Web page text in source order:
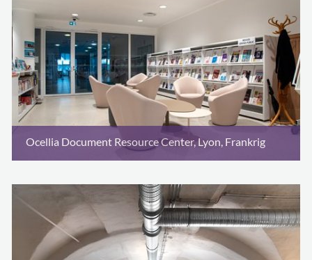
Ocellia Document Resource Center, Lyon, Frankrig